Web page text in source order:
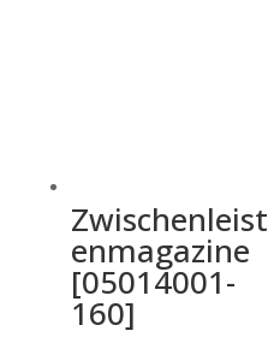
Zwischenleist
enmagazine
[05014001-
160]